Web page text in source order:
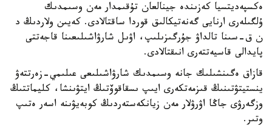
ەكسپەديتسيا كەزىندە جينالعان تۇقىمدار مەن وسىمدىك
ۇلگىلەرى ارنايى گەنەتيكالىق قوردا ساقتالادى. كەيىن ولاردىڭ د
ن ق-سىنا تالداۋ جۇرگىزىلىپ، اۋىل شارۋاشىلىعىنا قاجەتتى
پايدالى قاسيەتتەرى انىقتالادى.
قازاق ەگىنشىلىك جانە وسىمدىك شارۋاشىلىعى عىلىمي-زەرتتەۋ
ينستيتۋتىنىڭ قىزمەتكەرى ايىپ ىسقاقوۆتىڭ ايتۋىنشا، كليماتتىڭ
وزگەرۋى جاڭا اۋرۋلار مەن زيانكەستەردىڭ كوبەيۋىنە اسەر ەتىپ
وتىر.